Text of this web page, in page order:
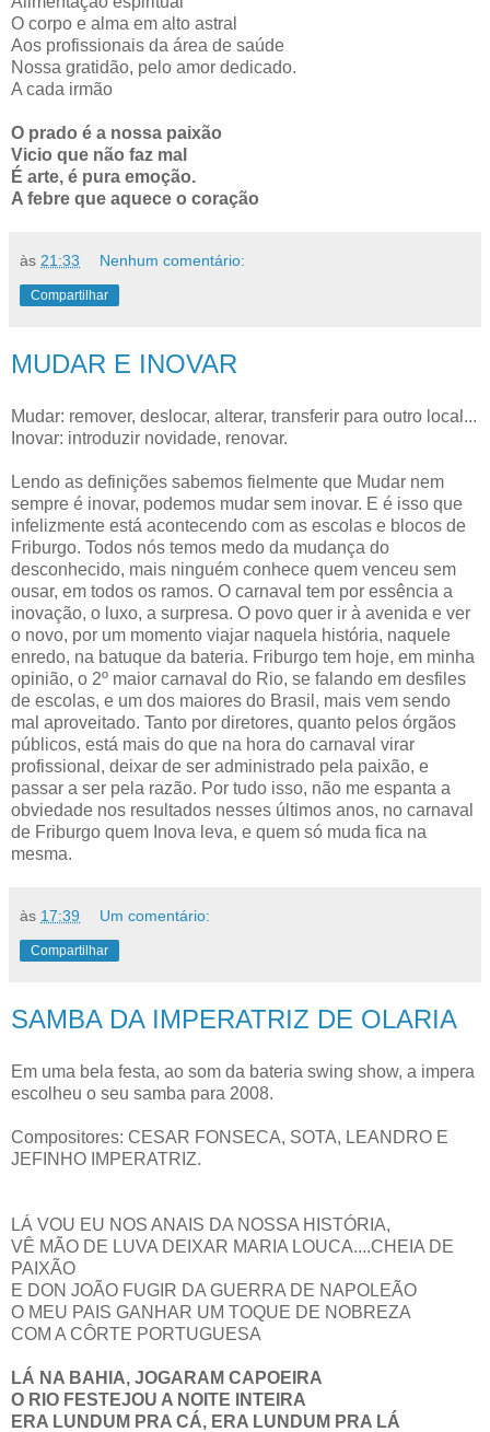
O corpo e alma em alto astral
Aos profissionais da área de saúde
Nossa gratidão, pelo amor dedicado.
A cada irmão
O prado é a nossa paixão
Vicio que não faz mal
É arte, é pura emoção.
A febre que aquece o coração
às 21:33 Nenhum comentário:
Compartilhar
MUDAR E INOVAR
Mudar: remover, deslocar, alterar, transferir para outro local...
Inovar: introduzir novidade, renovar.
Lendo as definições sabemos fielmente que Mudar nem
sempre é inovar, podemos mudar sem inovar. E é isso que
infelizmente está acontecendo com as escolas e blocos de
Friburgo. Todos nós temos medo da mudança do
desconhecido, mais ninguém conhece quem venceu sem
ousar, em todos os ramos. O carnaval tem por essência a
inovação, o luxo, a surpresa. O povo quer ir à avenida e ver
o novo, por um momento viajar naquela história, naquele
enredo, na batuque da bateria. Friburgo tem hoje, em minha
opinião, o 2º maior carnaval do Rio, se falando em desfiles
de escolas, e um dos maiores do Brasil, mais vem sendo
mal aproveitado. Tanto por diretores, quanto pelos órgãos
públicos, está mais do que na hora do carnaval virar
profissional, deixar de ser administrado pela paixão, e
passar a ser pela razão. Por tudo isso, não me espanta a
obviedade nos resultados nesses últimos anos, no carnaval
de Friburgo quem Inova leva, e quem só muda fica na
mesma.
às 17:39 Um comentário:
Compartilhar
SAMBA DA IMPERATRIZ DE OLARIA
Em uma bela festa, ao som da bateria swing show, a impera
escolheu o seu samba para 2008.
Compositores: CESAR FONSECA, SOTA, LEANDRO E
JEFINHO IMPERATRIZ.
LÁ VOU EU NOS ANAIS DA NOSSA HISTÓRIA,
VÊ MÃO DE LUVA DEIXAR MARIA LOUCA....CHEIA DE
PAIXÃO
E DON JOÃO FUGIR DA GUERRA DE NAPOLEÃO
O MEU PAIS GANHAR UM TOQUE DE NOBREZA
COM A CÔRTE PORTUGUESA
LÁ NA BAHIA, JOGARAM CAPOEIRA
O RIO FESTEJOU A NOITE INTEIRA
ERA LUNDUM PRA CÁ, ERA LUNDUM PRA LÁ